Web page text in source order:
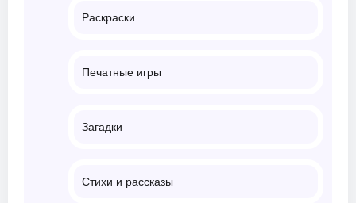
Раскраски
Печатные игры
Загадки
Стихи и рассказы